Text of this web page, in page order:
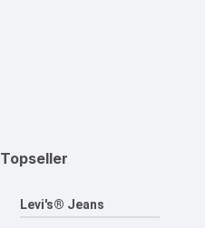
Topseller
Levi's® Jeans